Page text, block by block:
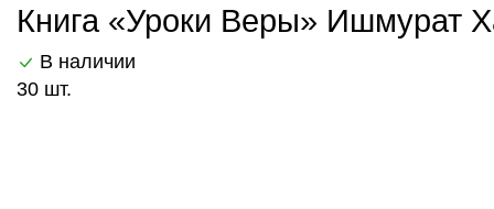
Книга «Уроки Веры» Ишмурат
В наличии
30 шт.